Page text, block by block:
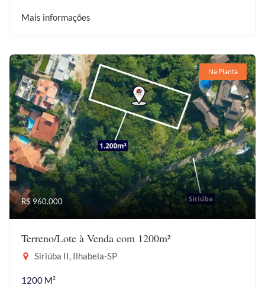
Mais informações
Na Planta
R$ 960.000
Terreno/Lote à Venda com 1200m²
Siriúba II, Ilhabela-SP
1200 M²